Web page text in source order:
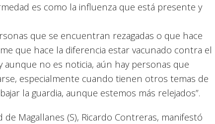
es como la influenza que está presente y
que se encuentran rezagadas o que hace
que hace la diferencia estar vacunado contra el
aunque no es noticia, aún hay personas que
especialmente cuando tienen otros temas de
la guardia, aunque estemos más relejados”.
Magallanes (S), Ricardo Contreras, manifestó